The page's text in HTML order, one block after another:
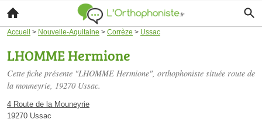
Accueil > Nouvelle-Aquitaine > Corrèze > Ussac
LHOMME Hermione
Cette fiche présente "LHOMME Hermione", orthophoniste située route de
la mouneyrie, 19270 Ussac.
4 Route de la Mouneyrie
19270 Ussac